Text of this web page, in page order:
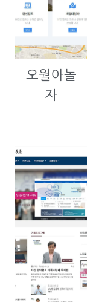
오월아놀
자